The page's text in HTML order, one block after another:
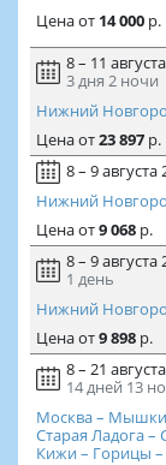
Ценаот 14 000р.
8 – 11
3 дня 2 ночи
Нижний
Ценаот23 897р.
8 – 9 августа
Нижний
Ценаот9 068р.
8 – 9 августа
1 день
Нижний
Ценаот9 898р.
8 – 21
14 дней 13
Москва –
Старая Ладога –
Кижи – Горицы